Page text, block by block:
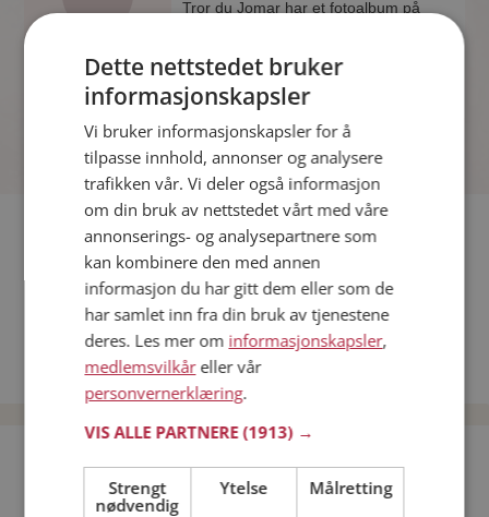
Tror du Jomar har et fotoalbum på
spennende bilder på sidene.
Fler single
Flere singlemenn fra Nærøysund:Arne,Are ,Jewf
Kvinner fra Nærøysund
Date kvinner i Norge
Date menn i Norge
Bli medlem gratis!
Dette nettstedet bruker
informasjonskapsler
Vi bruker informasjonskapsler for å
tilpasse innhold, annonser og analysere
trafikken vår. Vi deler også informasjon
om din bruk av nettstedet vårt med våre
annonserings- og analysepartnere som
kan kombinere den med annen
informasjon du har gitt dem eller som de
har samlet inn fra din bruk av tjenestene
deres. Les mer om informasjonskapsler,
medlemsvilkåreller vår
personvernerklæring.
VIS ALLE PARTNERE(1913) →
Strengt
nødvendig
Ytelse Målretting